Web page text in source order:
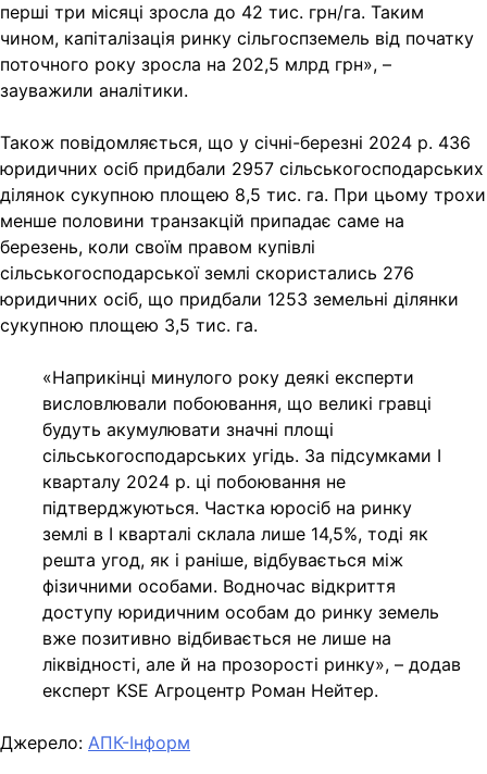
перші три місяці зросла до 42 тис. грн/га. Таким
чином, капіталізація ринку сільгоспземель від початку
поточного року зросла на 202,5 млрд грн», –
зауважили аналітики.
Також повідомляється, що у січні-березні 2024 р. 436
юридичних осіб придбали 2957 сільськогосподарських
ділянок сукупною площею 8,5 тис. га. При цьому трохи
менше половини транзакцій припадає саме на
березень, коли своїм правом купівлі
сільськогосподарської землі скористались 276
юридичних осіб, що придбали 1253 земельні ділянки
сукупною площею 3,5 тис. га.
«Наприкінці минулого року деякі експерти
висловлювали побоювання, що великі гравці
будуть акумулювати значні площі
сільськогосподарських угідь. За підсумками І
кварталу 2024 р. ці побоювання не
підтверджуються. Частка юросіб на ринку
землі в І кварталі склала лише 14,5%, тоді як
решта угод, як і раніше, відбувається між
фізичними особами. Водночас відкриття
доступу юридичним особам до ринку земель
вже позитивно відбивається не лише на
ліквідності, але й на прозорості ринку», – додав
експерт KSE Агроцентр Роман Нейтер.
Джерело: АПК-Інформ